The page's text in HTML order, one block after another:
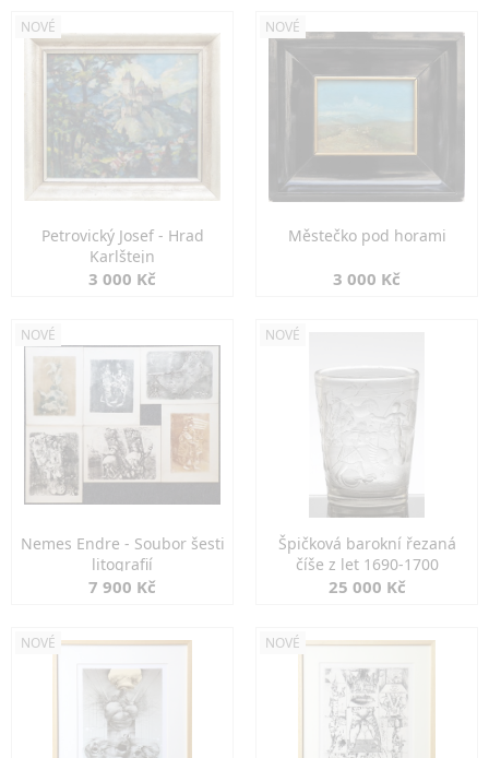
NOVÉ
Petrovický Josef - Hrad
Karlštejn
3 000 Kč
NOVÉ
Městečko pod horami
3 000 Kč
NOVÉ
Nemes Endre - Soubor šesti
litografií
7 900 Kč
NOVÉ
Špičková barokní řezaná
číše z let 1690-1700
25 000 Kč
NOVÉ NOVÉ